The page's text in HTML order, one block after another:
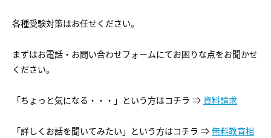
各種受験対策はお任せください。
まずはお電話・お問い合わせフォームにてお困りな点をお聞かせ
ください。
「ちょっと気になる・・・」という方はコチラ ⇒ 資料請求
「詳しくお話を聞いてみたい」という方はコチラ ⇒ 無料教育相